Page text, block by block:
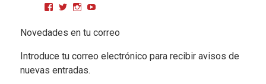
Ver perfil de CPMGarciaMatos en Facebook
Ver perfil de cpmgarciamatos en Twitter
Ver perfil de cpmgarciamatos en Instagram
YouTube
Novedades en tu correo
Introduce tu correo electrónico para recibir avisos de
nuevas entradas.